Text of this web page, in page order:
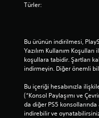
Türler:
Bu ürünün indirilmesi,
Yazılım Kullanım
koşullara tabidir. Şartları
indirmeyin. Diğer önemli
Bu içeriği hesabınızla
(“Konsol Paylaşımı ve
da diğer PS5 konsollarında
indirebilir ve